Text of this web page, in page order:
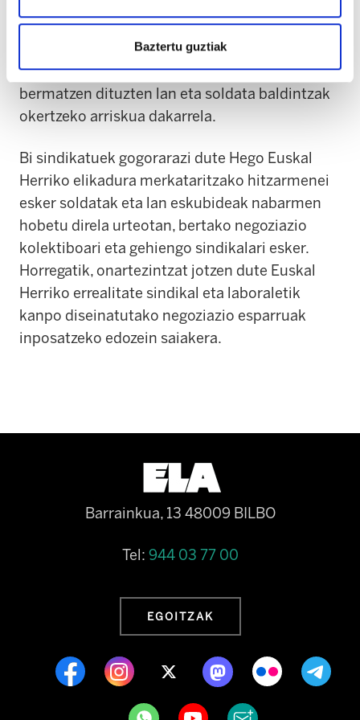
Baztertu guztiak
Euskal Herriko langileen eta ordezkaritza
sindikalaren erabakitzeko gaitasuna ahulduz.
Gainera, ohartarazi dute prozesu horrek gaur
egun indarrean dauden hitzarmenek
bermatzen dituzten lan eta soldata baldintzak
okertzeko arriskua dakarrela.
Bi sindikatuek gogorarazi dute Hego Euskal
Herriko elikadura merkataritzako hitzarmenei
esker soldatak eta lan eskubideak nabarmen
hobetu direla urteotan, bertako negoziazio
kolektiboari eta gehiengo sindikalari esker.
Horregatik, onartezintzat jotzen dute Euskal
Herriko errealitate sindikal eta laboraletik
kanpo diseinatutako negoziazio esparruak
inposatzeko edozein saiakera.
Barrainkua, 13 48009 BILBO
Tel: 944 03 77 00
EGOITZAK